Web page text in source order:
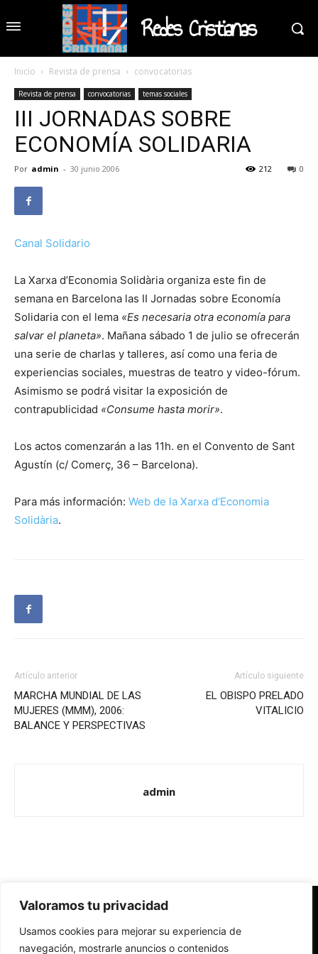
Valoramos tu privacidad
Usamos cookies para mejorar su experiencia de
navegación, mostrarle anuncios o contenidos
Redes Cristianas
Inicio Revista de prensa convocatorias
Revista de prensa convocatorias temas sociales
III JORNADAS SOBRE
ECONOMÍA SOLIDARIA
Por admin - 30 junio 2006 0
212
Canal Solidario
La Xarxa d’Economia Solidària organiza este fin de
semana en Barcelona las II Jornadas sobre Economía
Solidaria con el lema «Es necesaria otra economía para
salvar el planeta». Mañana sábado 1 de julio se ofrecerán
una serie de charlas y talleres, así como una feria de
experiencias sociales, muestras de teatro y video-fórum.
Asimismo se podrá visitar la exposición de
contrapublicidad «Consume hasta morir».
Los actos comenzarán a las 11h. en el Convento de Sant
Agustín (c/ Comerç, 36 – Barcelona).
Para más información: Web de la Xarxa d’Economia
Solidària.
Artículo anterior
MARCHA MUNDIAL DE LAS
MUJERES (MMM), 2006:
BALANCE Y PERSPECTIVAS
Artículo siguiente
EL OBISPO PRELADO
VITALICIO
admin
Redes Cristianas
Una mirada alternativa sobre la Iglesia católica y la sociedad
- Colectivos de Redes Cristianas